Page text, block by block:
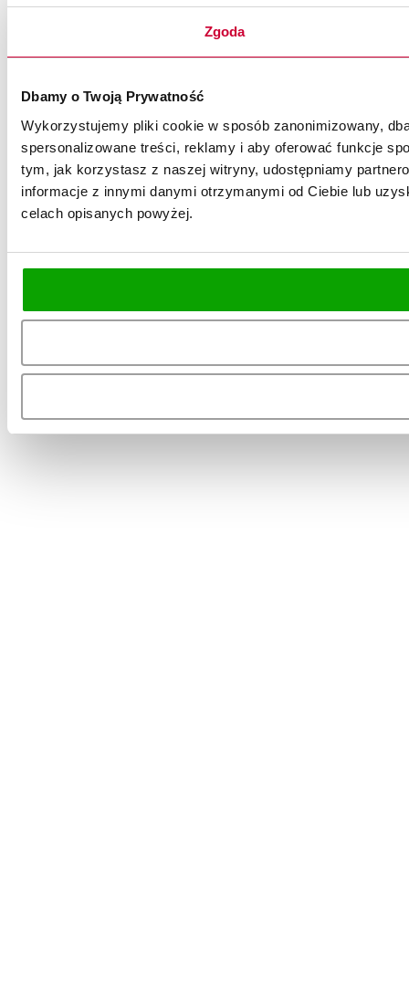
Zgoda
Dbamy o Twoją Prywatność
Wykorzystujemy pliki cookie w sposób zanonimizowany,
spersonalizowane treści, reklamy i aby oferować funkcje
tym, jak korzystasz z naszej witryny, udostępniamy
informacje z innymi danymi otrzymanymi od Ciebie lub
celach opisanych powyżej.